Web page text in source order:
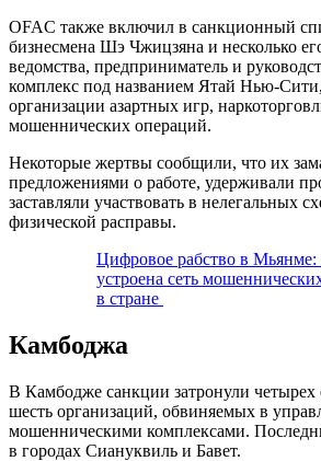
OFAC также включил в санкционный
бизнесмена Шэ Чжицзяна и несколько
ведомства, предприниматель и
комплекс под названием Ятай Нью-
организации азартных игр,
мошеннических операций.
Некоторые жертвы сообщили, что их
предложениями о работе, удерживали
заставляли участвовать в нелегальных
физической расправы.
Цифровое рабство в Мьянме:
устроена сеть
в стране
Камбоджа
В Камбодже санкции затронули
шесть организаций, обвиняемых в
мошенническими комплексами.
в городах Сиануквиль и Бавет.